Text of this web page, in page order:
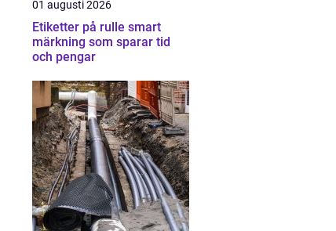
01 augusti 2026
Etiketter på rulle smart
märkning som sparar tid
och pengar